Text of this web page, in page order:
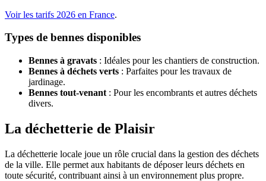
Voir les tarifs 2026 en France.
Types de bennes disponibles
Bennes à gravats : Idéales pour les chantiers de construction.
Bennes à déchets verts : Parfaites pour les travaux de
jardinage.
Bennes tout-venant : Pour les encombrants et autres déchets
divers.
La déchetterie de Plaisir
La déchetterie locale joue un rôle crucial dans la gestion des déchets
de la ville. Elle permet aux habitants de déposer leurs déchets en
toute sécurité, contribuant ainsi à un environnement plus propre.